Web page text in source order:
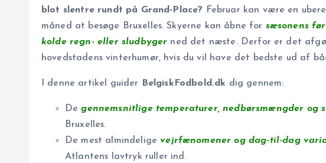
blot slentre rundt på Grand-Place? Februar kan være en
måned at besøge Bruxelles. Skyerne kan åbne for sæsonens
kolde regn- eller sludbyger ned det næste. Derfor er det
hovedstadens vinterhumør, hvis du vil have det bedste ud af
I denne artikel guider BelgiskFodbold.dk dig gennem:
Degennemsnitlige temperaturer, nedbørsmængder og
Bruxelles.
De mest almindeligevejrfænomener og dag-til-dag
Atlantens lavtryk ruller ind.